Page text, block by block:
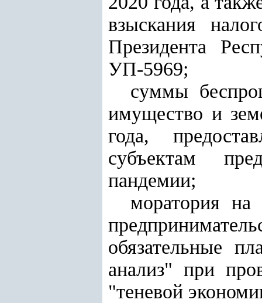
взыскания
Президента
УП-5969;
суммы
имущество и
года,
субъектам
пандемии;
моратория на
обязательные
анализ" при
"теневой